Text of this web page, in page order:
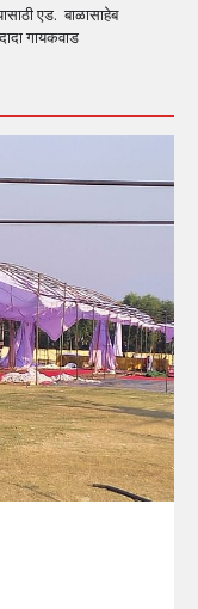
एड. बाळासाहेब
गायकवाड